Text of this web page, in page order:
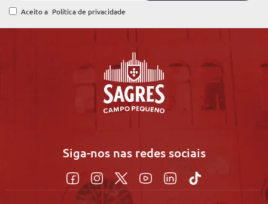
Aceito a Política de privacidade
Siga-nos nas redes sociais